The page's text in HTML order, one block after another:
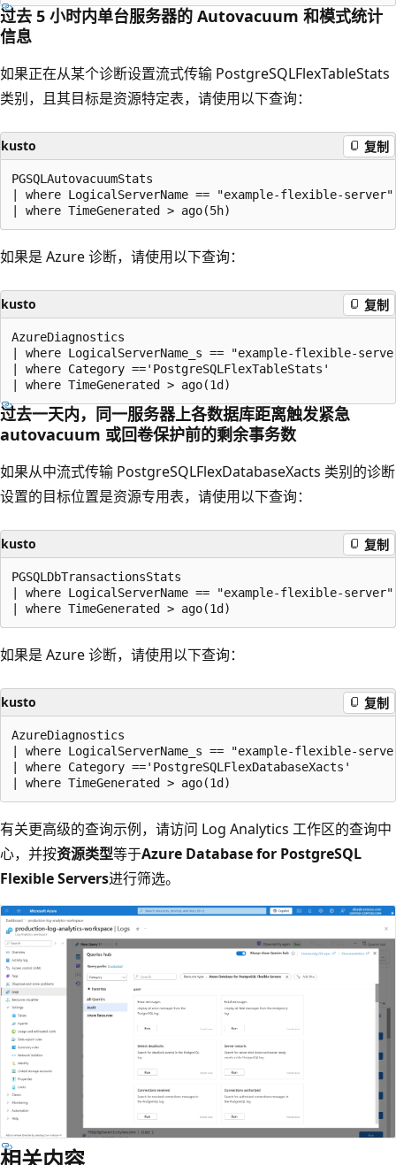
过去 5 小时内单台服务器的 Autovacuum 和模式统计
信息
如果正在从某个诊断设置流式传输 PostgreSQLFlexTableStats
类别，且其目标是资源特定表，请使用以下查询：
kusto 复制
PGSQLAutovacuumStats
| where LogicalServerName == "example-flexible-server"
如果是 Azure 诊断，请使用以下查询：
kusto 复制
AzureDiagnostics
| where LogicalServerName_s == "example-flexible-
| where Category =='PostgreSQLFlexTableStats'
过去一天内，同一服务器上各数据库距离触发紧急
autovacuum 或回卷保护前的剩余事务数
如果从中流式传输 PostgreSQLFlexDatabaseXacts 类别的诊断
设置的目标位置是资源专用表，请使用以下查询：
kusto 复制
PGSQLDbTransactionsStats
| where LogicalServerName == "example-flexible-server"
如果是 Azure 诊断，请使用以下查询：
kusto 复制
AzureDiagnostics
| where LogicalServerName_s == "example-flexible-
| where Category =='PostgreSQLFlexDatabaseXacts'
有关更高级的查询示例，请访问 Log Analytics 工作区的查询中
心，并按资源类型等于Azure Database for PostgreSQL
Flexible Servers进行筛选。
相关内容